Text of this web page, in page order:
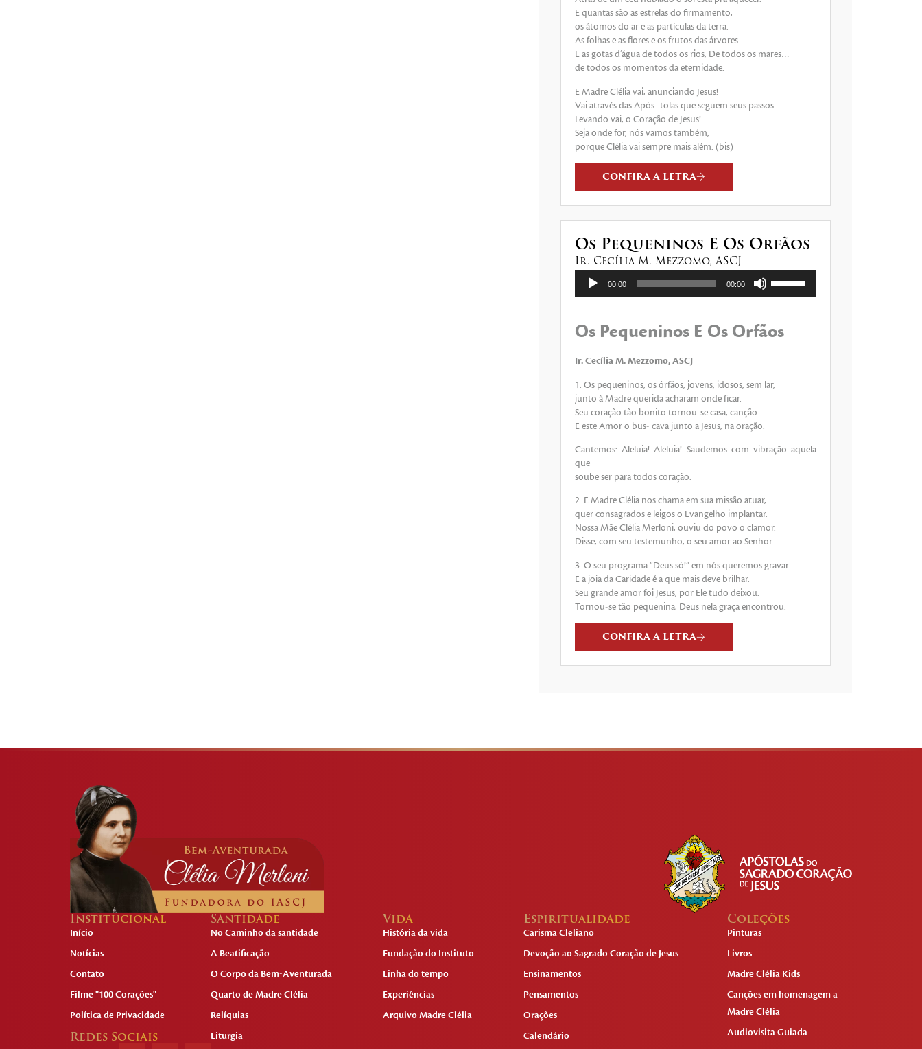
E quantas são as estrelas do firmamento,
os átomos do ar e as partículas da terra.
As folhas e as flores e os frutos das árvores
E as gotas d’água de todos os rios, De todos os mares…
de todos os momentos da eternidade.
E Madre Clélia vai, anunciando Jesus!
Vai através das Após- tolas que seguem seus passos.
Levando vai, o Coração de Jesus!
Seja onde for, nós vamos também,
porque Clélia vai sempre mais além. (bis)
CONFIRA A LETRA
Os Pequeninos E Os Orfãos
Ir. Cecília M. Mezzomo, ASCJ
Tocador
00:00 00:00
as
cima
para
volume.
Os Pequeninos E Os Orfãos
Ir. Cecília M. Mezzomo, ASCJ
1. Os pequeninos, os órfãos, jovens, idosos, sem lar,
junto à Madre querida acharam onde ficar.
Seu coração tão bonito tornou-se casa, canção.
E este Amor o bus- cava junto a Jesus, na oração.
Cantemos: Aleluia! Aleluia! Saudemos com vibração aquela
que
soube ser para todos coração.
2. E Madre Clélia nos chama em sua missão atuar,
quer consagrados e leigos o Evangelho implantar.
Nossa Mãe Clélia Merloni, ouviu do povo o clamor.
Disse, com seu testemunho, o seu amor ao Senhor.
3. O seu programa “Deus só!” em nós queremos gravar.
E a joia da Caridade é a que mais deve brilhar.
Seu grande amor foi Jesus, por Ele tudo deixou.
Tornou-se tão pequenina, Deus nela graça encontrou.
CONFIRA A LETRA
Institucional
Início
Notícias
Contato
Filme "100 Corações"
Política de Privacidade
Redes Sociais
Santidade
No Caminho da santidade
A Beatificação
O Corpo da Bem-Aventurada
Quarto de Madre Clélia
Relíquias
Liturgia
Vida
História da vida
Fundação do Instituto
Linha do tempo
Experiências
Arquivo Madre Clélia
Espiritualidade
Carisma Cleliano
Devoção ao Sagrado Coração de Jesus
Ensinamentos
Pensamentos
Orações
Calendário
Coleções
Pinturas
Livros
Madre Clélia Kids
Canções em homenagem a
Madre Clélia
Audiovisita Guiada